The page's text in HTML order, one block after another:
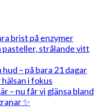
brist på enzymer
pasteller, strålande vitt
– på bara 21 dagar
i fokus
– nu får vi glänsa bland
✨